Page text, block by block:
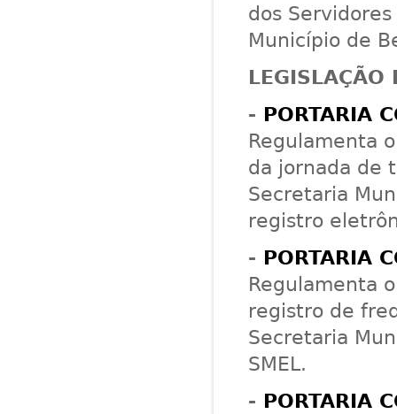
dos
Município de
LEGISLAÇÃO
- PORTARIA
Regulamenta
da jornada de
Secretaria
registro
- PORTARIA
Regulamenta
registro de
Secretaria
SMEL.
- PORTARIA